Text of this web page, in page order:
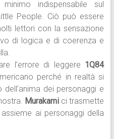
indispensabile sul
People. Ciò può essere
lettori con la sensazione
di logica e di coerenza e
l’errore di leggere 1Q84
perché in realtà si
dell’anima dei personaggi e
Murakami ci trasmette
ai personaggi della